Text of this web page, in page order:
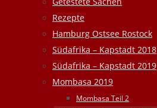
Rezepte
Hamburg Ostsee Rostock
Südafrika – Kapstadt 2018
Südafrika – Kapstadt 2019
Mombasa 2019
Mombasa Teil 2